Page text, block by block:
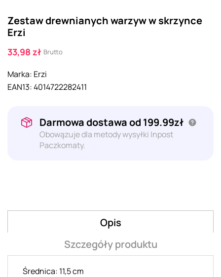
Zestaw drewnianych warzyw w skrzynce
Erzi
33,98 zł Brutto
Marka: Erzi
EAN13:4014722282411
Darmowa dostawa od 199.99zł
Obowązuje dla metody wysyłki Inpost
Paczkomaty.
Opis
Szczegóły produktu
Średnica: 11,5 cm